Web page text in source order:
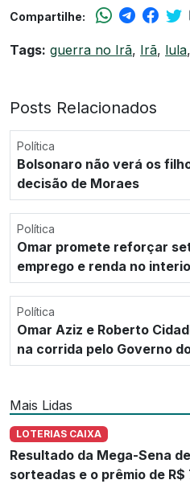
Compartilhe:
Tags: guerra no Irã, Irã, lula,
Posts Relacionados
Política
Bolsonaro não verá os
decisão de Moraes
Política
Omar promete reforçar
emprego e renda no
Política
Omar Aziz e Roberto
na corrida pelo Governo
Mais Lidas
LOTERIAS CAIXA
Resultado da Mega-Sena
sorteadas e o prêmio de R$